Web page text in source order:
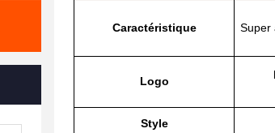
Caractéristique Super
Logo
Style